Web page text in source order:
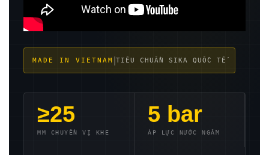
MADE IN VIETNAM TIÊU CHUẨN SIKA QUỐC TẾ
≥25
MM CHUYỂN VỊ KHE
5 bar
ÁP LỰC NƯỚC NGẦM